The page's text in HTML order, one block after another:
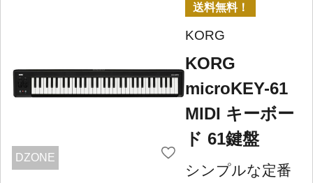
DZONE
送料無料！
KORG
KORG
microKEY-61
MIDI キーボー
ド 61鍵盤
シンプルな定番